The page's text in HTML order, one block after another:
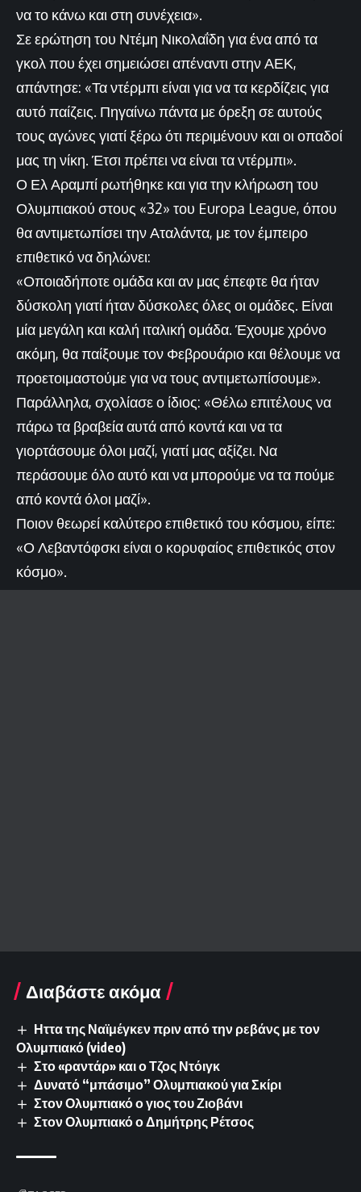
να το κάνω και στη συνέχεια».
Σε ερώτηση του Ντέμη Νικολαΐδη για ένα από τα
γκολ που έχει σημειώσει απέναντι στην ΑΕΚ,
απάντησε: «Τα ντέρμπι είναι για να τα κερδίζεις για
αυτό παίζεις. Πηγαίνω πάντα με όρεξη σε αυτούς
τους αγώνες γιατί ξέρω ότι περιμένουν και οι οπαδοί
μας τη νίκη. Έτσι πρέπει να είναι τα ντέρμπι».
Ο Ελ Αραμπί ρωτήθηκε και για την κλήρωση του
Ολυμπιακού στους «32» του Europa League, όπου
θα αντιμετωπίσει την Αταλάντα, με τον έμπειρο
επιθετικό να δηλώνει:
«Οποιαδήποτε ομάδα και αν μας έπεφτε θα ήταν
δύσκολη γιατί ήταν δύσκολες όλες οι ομάδες. Είναι
μία μεγάλη και καλή ιταλική ομάδα. Έχουμε χρόνο
ακόμη, θα παίξουμε τον Φεβρουάριο και θέλουμε να
προετοιμαστούμε για να τους αντιμετωπίσουμε».
Παράλληλα, σχολίασε ο ίδιος: «Θέλω επιτέλους να
πάρω τα βραβεία αυτά από κοντά και να τα
γιορτάσουμε όλοι μαζί, γιατί μας αξίζει. Να
περάσουμε όλο αυτό και να μπορούμε να τα πούμε
από κοντά όλοι μαζί».
Ποιον θεωρεί καλύτερο επιθετικό του κόσμου, είπε:
«Ο Λεβαντόφσκι είναι ο κορυφαίος επιθετικός στον
κόσμο».
Διαβάστε ακόμα
Ηττα της Ναϊμέγκεν πριν από την ρεβάνς με τον
Ολυμπιακό (video)
Στο «ραντάρ» και ο Τζος Ντόιγκ
Δυνατό “μπάσιμο” Ολυμπιακού για Σκίρι
Στον Ολυμπιακό ο γιος του Ζιοβάνι
Στον Ολυμπιακό ο Δημήτρης Ρέτσος